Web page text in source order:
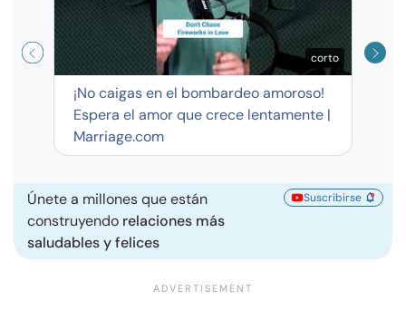
corto
¡No caigas en el bombardeo amoroso!
Espera el amor que crece lentamente |
Marriage.com
Únete a millones que están
construyendo relaciones más
saludables y felices
Suscribirse